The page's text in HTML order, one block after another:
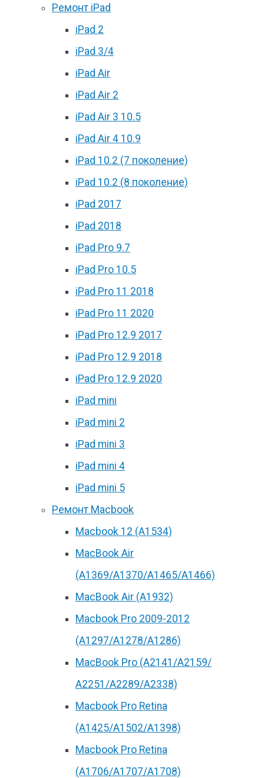
Ремонт iPad
iPad 2
iPad 3/4
iPad Air
iPad Air 2
iPad Air 3 10.5
iPad Air 4 10.9
iPad 10.2 (7 поколение)
iPad 10.2 (8 поколение)
iPad 2017
iPad 2018
iPad Pro 9.7
iPad Pro 10.5
iPad Pro 11 2018
iPad Pro 11 2020
iPad Pro 12.9 2017
iPad Pro 12.9 2018
iPad Pro 12.9 2020
iPad mini
iPad mini 2
iPad mini 3
iPad mini 4
iPad mini 5
Ремонт Macbook
Macbook 12 (А1534)
MacBook Air
(A1369/A1370/A1465/A1466)
MacBook Air (A1932)
Macbook Pro 2009-2012
(A1297/A1278/A1286)
MacBook Pro (А2141/А2159/
А2251/A2289/A2338)
Macbook Pro Retina
(А1425/A1502/A1398)
Macbook Pro Retina
(А1706/A1707/A1708)